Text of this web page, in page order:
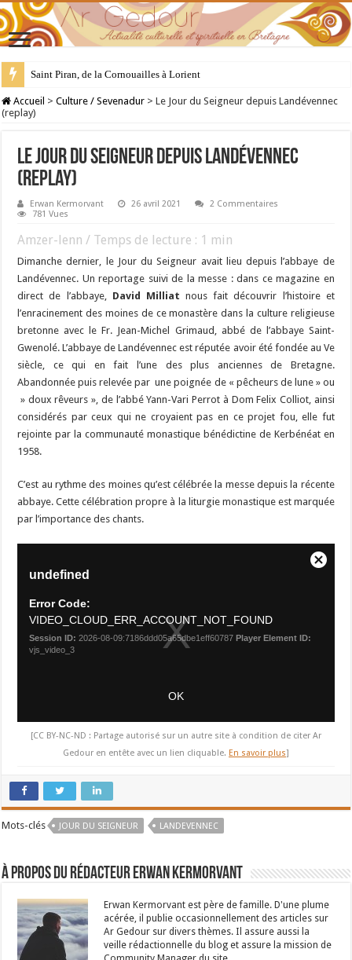
Saint Piran, de la Cornouailles à Lorient
28 juillet : Saint Samson de Dol, père de la Bretagne chrétienne
Accueil > Culture / Sevenadur > Le Jour du Seigneur depuis Landévennec
(replay)
Le Jour du Seigneur depuis Landévennec
(replay)
Erwan Kermorvant 26 avril 2021
2 Commentaires
781 Vues
Amzer-lenn / Temps de lecture : 1 min
Dimanche dernier, le Jour du Seigneur avait lieu depuis l’abbaye de
Landévennec. Un reportage suivi de la messe : dans ce magazine en
direct de l’abbaye, David Milliat nous fait découvrir l’histoire et
l’enracinement des moines de ce monastère dans la culture religieuse
bretonne avec le Fr. Jean-Michel Grimaud, abbé de l’abbaye Saint-
Gwenolé. L’abbaye de Landévennec est réputée avoir été fondée au Ve
siècle, ce qui en fait l’une des plus anciennes de Bretagne.
Abandonnée puis relevée par une poignée de « pêcheurs de lune » ou
» doux rêveurs », de l’abbé Yann-Vari Perrot à Dom Felix Colliot, ainsi
considérés par ceux qui ne croyaient pas en ce projet fou, elle fut
rejointe par la communauté monastique bénédictine de Kerbénéat en
1958.
C’est au rythme des moines qu’est célébrée la messe depuis la récente
abbaye. Cette célébration propre à la liturgie monastique est marquée
par l’importance des chants.
[CC BY-NC-ND : Partage autorisé sur un autre site à condition de citer Ar
Gedour en entête avec un lien cliquable. En savoir plus]
Mots-clés JOUR DU SEIGNEUR LANDEVENNEC
À propos du rédacteur Erwan Kermorvant
Erwan Kermorvant est père de famille. D'une plume
acérée, il publie occasionnellement des articles sur
Ar Gedour sur divers thèmes. Il assure aussi la
veille rédactionnelle du blog et assure la mission de